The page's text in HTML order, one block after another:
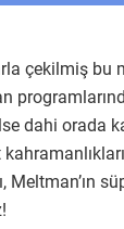
çekilmiş bu
dahi orada
Meltman’ın